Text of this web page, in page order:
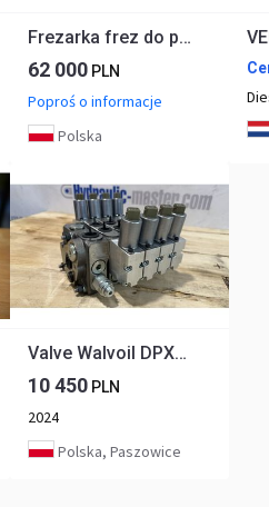
Frezarka frez do pni Barreto 30SG
62 000PLN
Poproś o informacje
Polska
Valve Walvoil DPX050 Vermeer, Stihl, Husqvarna, Bobcat
10 450PLN
2024
Polska, Paszowice